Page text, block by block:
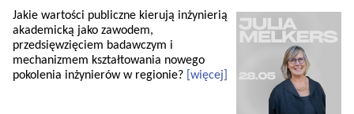
Jakie wartości publiczne kierują inżynierią
akademicką jako zawodem,
przedsięwzięciem badawczym i
mechanizmem kształtowania nowego
pokolenia inżynierów w regionie? [więcej]